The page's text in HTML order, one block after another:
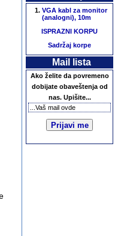
VGA kabl za monitor
(analogni), 10m
ISPRAZNI KORPU
Sadržaj korpe
Mail lista
Ako želite da povremeno
dobijate obaveštenja od
nas. Upišite...